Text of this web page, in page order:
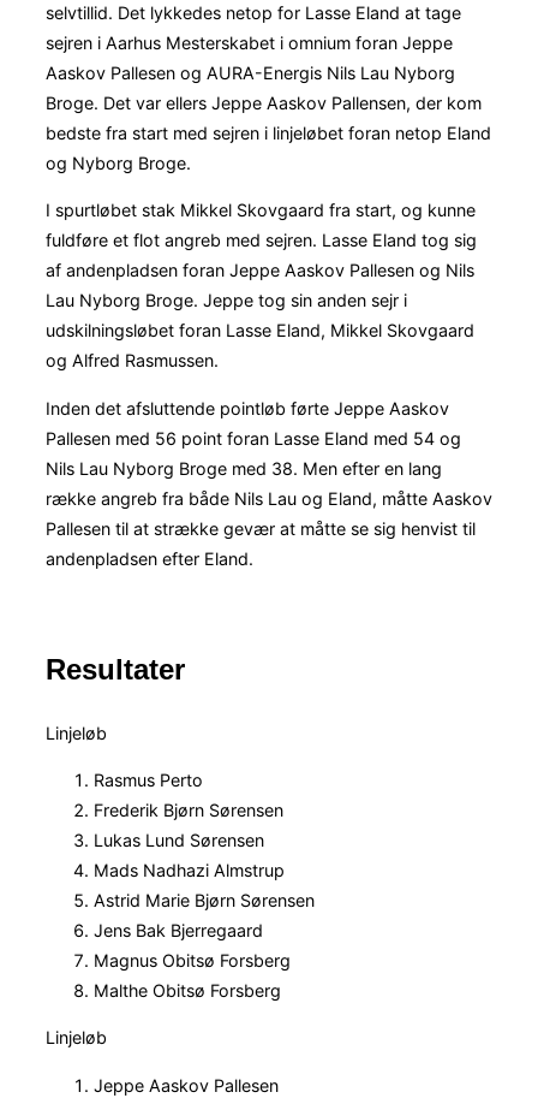
selvtillid. Det lykkedes netop for Lasse Eland at tage
sejren i Aarhus Mesterskabet i omnium foran Jeppe
Aaskov Pallesen og AURA-Energis Nils Lau Nyborg
Broge. Det var ellers Jeppe Aaskov Pallensen, der kom
bedste fra start med sejren i linjeløbet foran netop Eland
og Nyborg Broge.
I spurtløbet stak Mikkel Skovgaard fra start, og kunne
fuldføre et flot angreb med sejren. Lasse Eland tog sig
af andenpladsen foran Jeppe Aaskov Pallesen og Nils
Lau Nyborg Broge. Jeppe tog sin anden sejr i
udskilningsløbet foran Lasse Eland, Mikkel Skovgaard
og Alfred Rasmussen.
Inden det afsluttende pointløb førte Jeppe Aaskov
Pallesen med 56 point foran Lasse Eland med 54 og
Nils Lau Nyborg Broge med 38. Men efter en lang
række angreb fra både Nils Lau og Eland, måtte Aaskov
Pallesen til at strække gevær at måtte se sig henvist til
andenpladsen efter Eland.
Resultater
Linjeløb
Rasmus Perto
Frederik Bjørn Sørensen
Lukas Lund Sørensen
Mads Nadhazi Almstrup
Astrid Marie Bjørn Sørensen
Jens Bak Bjerregaard
Magnus Obitsø Forsberg
Malthe Obitsø Forsberg
Linjeløb
Jeppe Aaskov Pallesen